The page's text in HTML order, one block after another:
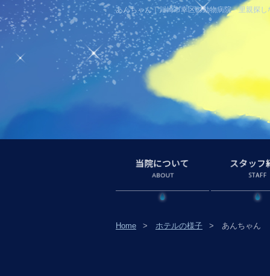
あんちゃん｜川崎市幸区の動物病院・里親探
Home ホテルの様子 あんちゃん